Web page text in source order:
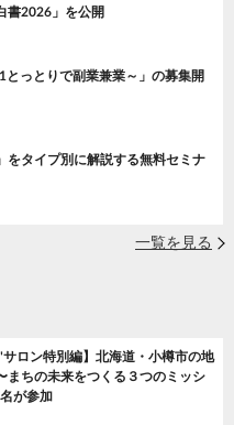
書2026」を公開
っとりで副業兼業～」の募集開
をタイプ別に解説する無料セミナ
一覧を見る
サロン特別編】北海道・小樽市の地
まちの未来をつくる３つのミッシ
が参加